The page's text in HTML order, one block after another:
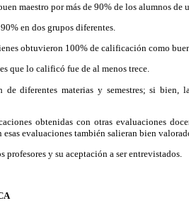
maestro por más de 90% de los alumnos de
en dos grupos diferentes.
obtuvieron 100% de calificación como
que lo calificó fue de al menos trece.
de diferentes materias y semestres; si bien,
obtenidas con otras evaluaciones
evaluaciones también salieran bien
y su aceptación a ser entrevistados.